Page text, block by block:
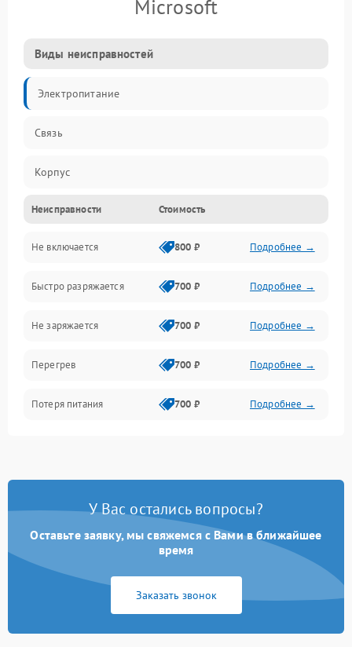
Microsoft
Виды неисправностей
Электропитание
Связь
Корпус
Органы управления
Неисправности Стоимость
Не включается 800 ₽ Подробнее →
Быстро разряжается 700 ₽ Подробнее →
Не заряжается 700 ₽ Подробнее →
Перегрев 700 ₽ Подробнее →
Потеря питания 700 ₽ Подробнее →
У Вас остались вопросы?
Оставьте заявку, мы свяжемся с Вами в ближайшее
время
Заказать звонок